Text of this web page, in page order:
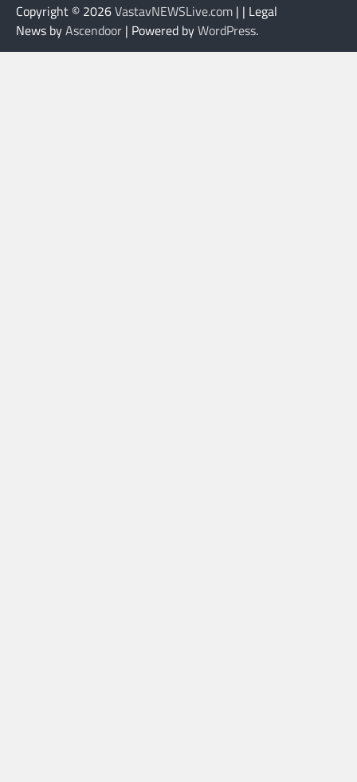
Copyright © 2026VastavNEWSLive.com | | Legal
News byAscendoor | Powered byWordPress.